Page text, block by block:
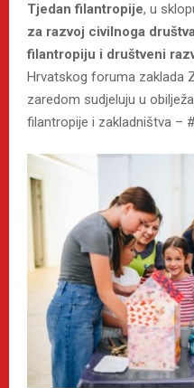
Tjedan filantropije, u
za razvoj civilnoga
filantropiju i društveni
Hrvatskog foruma zaklada
zaredom sudjeluju u
filantropije i zakladništva –